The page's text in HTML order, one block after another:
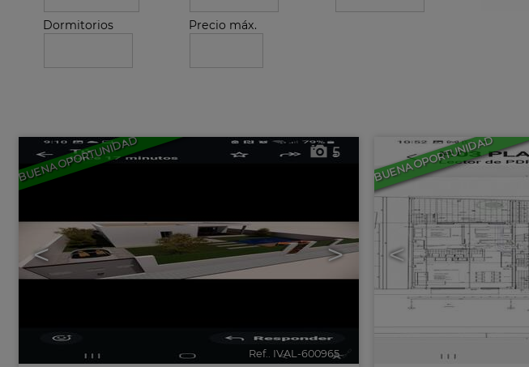
Dormitorios Precio máx.
BUENA OPORTUNIDAD
< >
5
Ref.. IVAL-600965 🔗
BUENA OPORTUNIDAD
<